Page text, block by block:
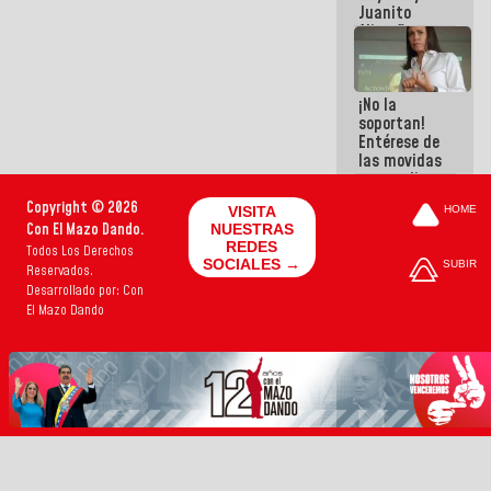
Juanito
Alimaña son
harina del
mismo
costal
¡No la
soportan!
Entérese de
las movidas
que realizan
cómplices
sacudírsela
Copyright © 2026
Con El Mazo Dando.
Todos Los Derechos
Reservados.
Desarrollado por: Con
El Mazo Dando
VISITA
NUESTRAS
REDES
SOCIALES →
HOME
SUBIR